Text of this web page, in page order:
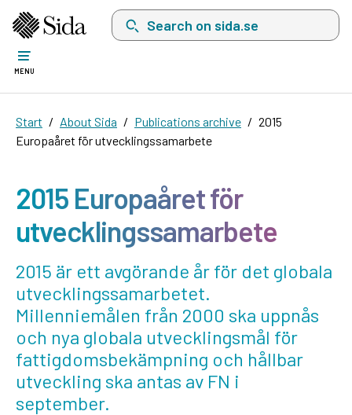
Search on sida.se, a list with search
MENU
Start About Sida Publications archive
2015
Europaåret för utvecklingssamarbete
2015 Europaåret för
utvecklingssamarbete
2015 är ett avgörande år för det globala
utvecklingssamarbetet.
Millenniemålen från 2000 ska uppnås
och nya globala utvecklingsmål för
fattigdomsbekämpning och hållbar
utveckling ska antas av FN i
september.